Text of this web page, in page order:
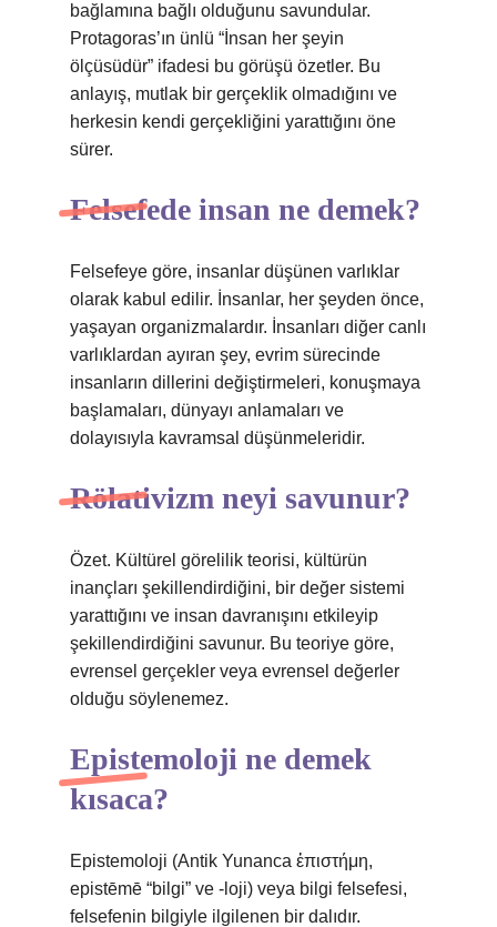
bağlamına bağlı olduğunu savundular.
Protagoras’ın ünlü “İnsan her şeyin
ölçüsüdür” ifadesi bu görüşü özetler. Bu
anlayış, mutlak bir gerçeklik olmadığını ve
herkesin kendi gerçekliğini yarattığını öne
sürer.
Felsefede insan ne demek?
Felsefeye göre, insanlar düşünen varlıklar
olarak kabul edilir. İnsanlar, her şeyden önce,
yaşayan organizmalardır. İnsanları diğer canlı
varlıklardan ayıran şey, evrim sürecinde
insanların dillerini değiştirmeleri, konuşmaya
başlamaları, dünyayı anlamaları ve
dolayısıyla kavramsal düşünmeleridir.
Rölativizm neyi savunur?
Özet. Kültürel görelilik teorisi, kültürün
inançları şekillendirdiğini, bir değer sistemi
yarattığını ve insan davranışını etkileyip
şekillendirdiğini savunur. Bu teoriye göre,
evrensel gerçekler veya evrensel değerler
olduğu söylenemez.
Epistemoloji ne demek
kısaca?
Epistemoloji (Antik Yunanca ἐπιστήμη,
epistēmē “bilgi” ve -loji) veya bilgi felsefesi,
felsefenin bilgiyle ilgilenen bir dalıdır.